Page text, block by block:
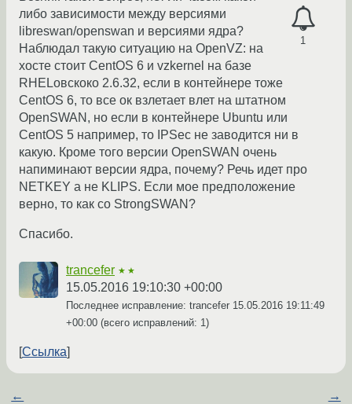
1
либо зависимости между версиями
libreswan/openswan и версиями ядра?
Наблюдал такую ситуацию на OpenVZ: на
хосте стоит CentOS 6 и vzkernel на базе
RHELовскоко 2.6.32, если в контейнере тоже
CentOS 6, то все ок взлетает влет на штатном
OpenSWAN, но если в контейнере Ubuntu или
CentOS 5 например, то IPSec не заводится ни в
какую. Кроме того версии OpenSWAN очень
напиминают версии ядра, почему? Речь идет про
NETKEY а не KLIPS. Если мое предположение
верно, то как со StrongSWAN?
Спасибо.
trancefer ★★
15.05.2016 19:10:30 +00:00
Последнее исправление: trancefer 15.05.2016 19:11:49
+00:00 (всего исправлений: 1)
Ссылка
← →